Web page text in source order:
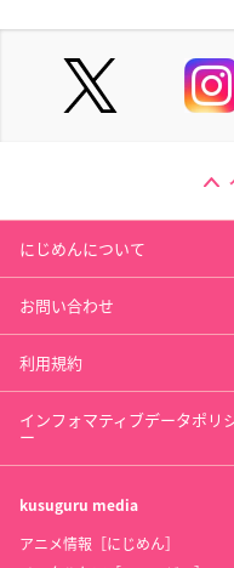
にじめんについて
お問い合わせ
利用規約
インフォマティブデータポリ
ー
kusuguru media
アニメ情報［にじめん］